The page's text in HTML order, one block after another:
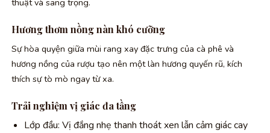
thuật và sang trọng.
Hương thơm nồng nàn khó cưỡng
Sự hòa quyện giữa mùi rang xay đặc trưng của cà phê và
hương nồng của rượu tạo nên một làn hương quyến rũ, kích
thích sự tò mò ngay từ xa.
Trải nghiệm vị giác đa tầng
Lớp đầu: Vị đắng nhẹ thanh thoát xen lẫn cảm giác cay